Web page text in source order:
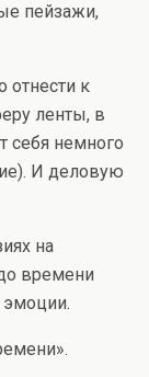
пейзажи,
отнести к
ленты, в
себя немного
И деловую
на
времени